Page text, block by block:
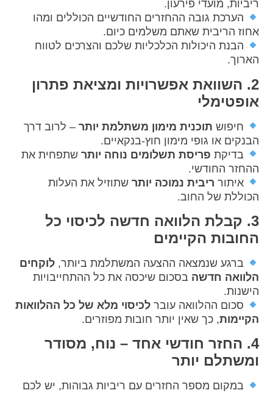
ריביות, מועדי פירעון.
הערכת גובה ההחזרים החודשיים הכוללים ומהו
אחוז הריבית שאתם משלמים כיום.
הבנת היכולות הכלכליות שלכם והצרכים לטווח
הארוך.
2. השוואת אפשרויות ומציאת פתרון
אופטימלי
חיפוש תוכנית מימון משתלמת יותר – לרוב דרך
הבנקים או גופי מימון חוץ-בנקאיים.
בדיקת פריסת תשלומים נוחה יותר שתפחית את
ההחזר החודשי.
איתור ריבית נמוכה יותר שתוזיל את העלות
הכוללת של החוב.
3. קבלת הלוואה חדשה לכיסוי כל
החובות הקיימים
ברגע שנמצאה ההצעה המשתלמת ביותר,לוקחים
הלוואה חדשה בסכום שיכסה את כל ההתחייבויות
הישנות.
סכום ההלוואה עוברלכיסוי מלא של כל ההלוואות
הקיימות, כך שאין יותר חובות מפוזרים.
4. החזר חודשי אחד – נוח, מסודר
ומשתלם יותר
במקום מספר החזרים עם ריביות גבוהות, יש לכם